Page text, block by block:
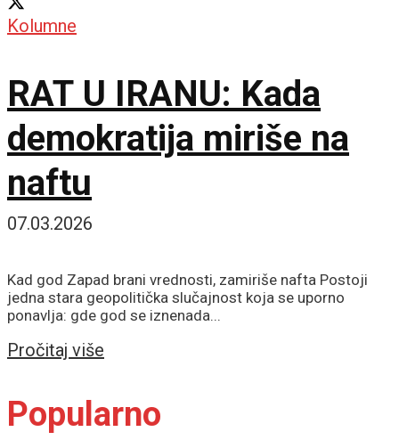
Kolumne
RAT U IRANU: Kada
demokratija miriše na
naftu
07.03.2026
Kad god Zapad brani vrednosti, zamiriše nafta Postoji
jedna stara geopolitička slučajnost koja se uporno
ponavlja: gde god se iznenada...
Pročitaj više
Popularno